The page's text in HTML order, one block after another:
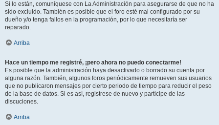
Si lo están, comuníquese con La Administración para asegurarse de que no ha
sido excluido. También es posible que el foro esté mal configurado por su
dueño y/o tenga fallos en la programación, por lo que necesitaría ser
reparado.
Arriba
Hace un tiempo me registré, ¡pero ahora no puedo conectarme!
Es posible que la administración haya desactivado o borrado su cuenta por
alguna razón. También, algunos foros periódicamente remueven sus usuarios
que no publicaron mensajes por cierto periodo de tiempo para reducir el peso
de la base de datos. Si es así, registrese de nuevo y participe de las
discuciones.
Arriba